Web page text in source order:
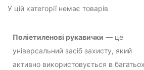
У цій категорії немає товарів
Поліетиленові рукавички — це
універсальний засіб захисту, який
активно використовується в